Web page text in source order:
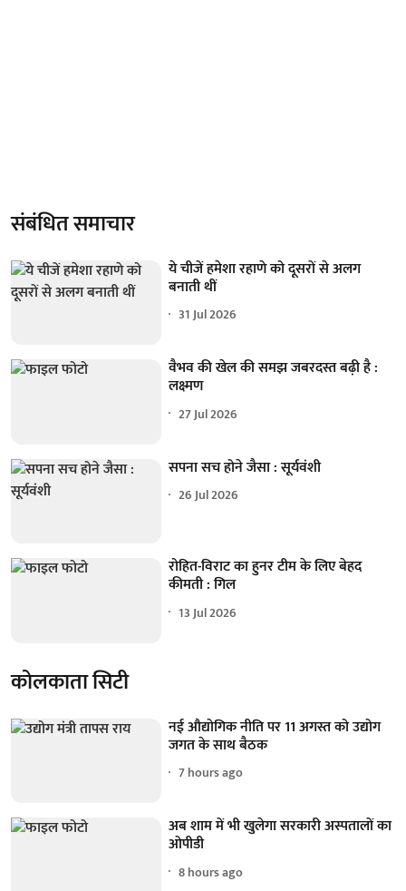
संबंधित समाचार
ये चीजें हमेशा रहाणे को दूसरों से अलग
बनाती थीं
31 Jul 2026
वैभव की खेल की समझ जबरदस्त बढ़ी है :
लक्ष्मण
27 Jul 2026
सपना सच होने जैसा : सूर्यवंशी
26 Jul 2026
रोहित-विराट का हुनर टीम के लिए बेहद
कीमती : गिल
13 Jul 2026
कोलकाता सिटी
नई औद्योगिक नीति पर 11 अगस्त को उद्योग
जगत के साथ बैठक
7 hours ago
अब शाम में भी खुलेगा सरकारी अस्पतालों का
ओपीडी
8 hours ago